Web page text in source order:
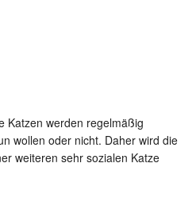
Katzen werden regelmäßig
wollen oder nicht. Daher wird die
weiteren sehr sozialen Katze